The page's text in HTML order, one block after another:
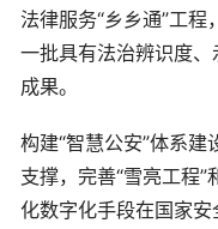
法律服务“乡乡通”工
一批具有法治辨识度
成果。
构建“智慧公安”体系
支撑，完善“雪亮工程
化数字化手段在国家